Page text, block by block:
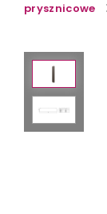
prysznicowe